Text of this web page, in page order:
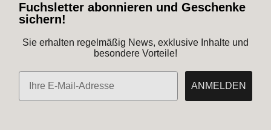
Fuchsletter abonnieren und Geschenke
sichern!
Sie erhalten regelmäßig News, exklusive Inhalte und
besondere Vorteile!
E-Mail
ANMELDEN